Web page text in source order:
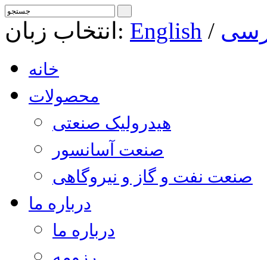
انتخاب زبان: English /
خانه
محصولات
هیدرولیک صنعتی
صنعت آسانسور
صنعت نفت و گاز و نیروگاهی
درباره ما
درباره ما